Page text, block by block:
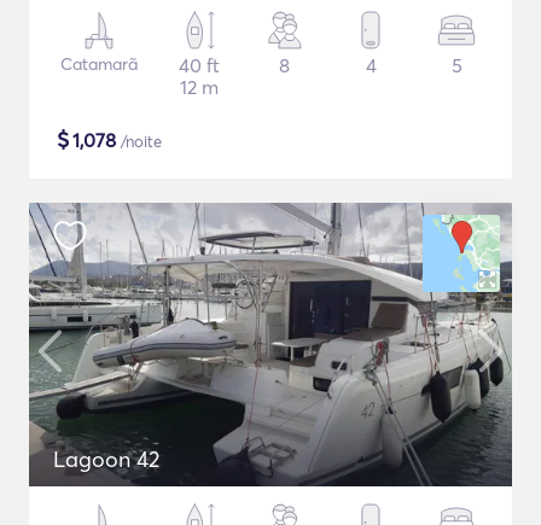
Catamarã
40 ft
12 m
8 4 5
$1,078 /noite
Lagoon 42